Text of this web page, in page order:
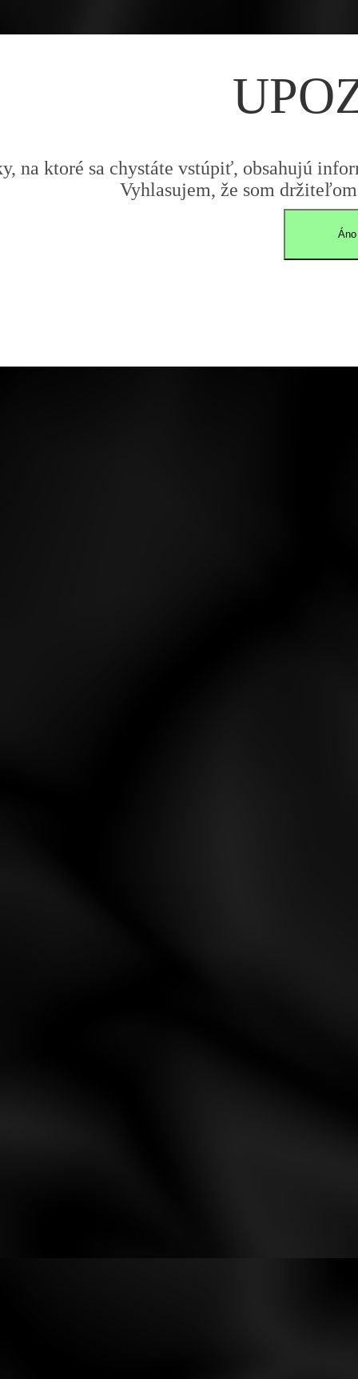
na ktoré sa chystáte vstúpiť, obsahujú
Vyhlasujem, že som
Áno